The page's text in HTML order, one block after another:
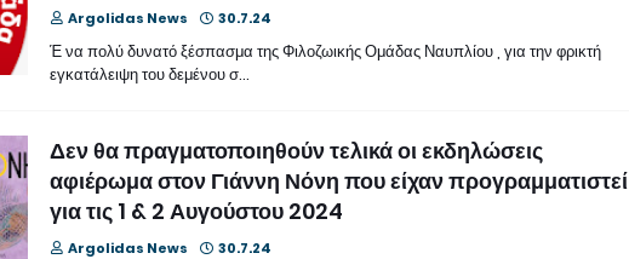
Argolidas News 30.7.24
Έ να πολύ δυνατό ξέσπασμα της Φιλοζωικής Ομάδας Ναυπλίου , για την φρικτή
εγκατάλειψη του δεμένου σ…
Δεν θα πραγματοποιηθούν τελικά οι εκδηλώσεις
αφιέρωμα στον Γιάννη Νόνη που είχαν προγραμματιστεί
για τις 1 & 2 Αυγούστου 2024
Argolidas News 30.7.24